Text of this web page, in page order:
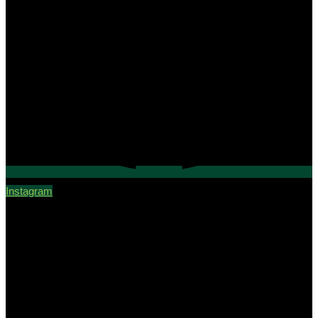
Instagram